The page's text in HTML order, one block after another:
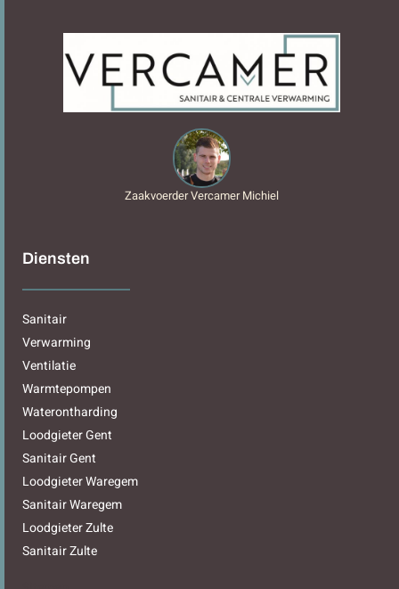
Zaakvoerder Vercamer Michiel
Diensten
Sanitair
Verwarming
Ventilatie
Warmtepompen
Waterontharding
Loodgieter Gent
Sanitair Gent
Loodgieter Waregem
Sanitair Waregem
Loodgieter Zulte
Sanitair Zulte